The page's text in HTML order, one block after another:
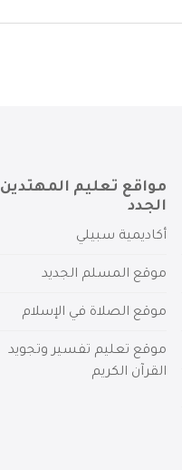
مواقع تعليم المهتدين
الجدد
أكاديمية سبيلي
موقع المسلم الجديد
موقع الصلاة في الإسلام
موقع تعليم تفسير وتجويد
القرآن الكريم